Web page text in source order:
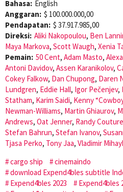
Bahasa: English
Anggaran: $ 100.000.000,00
Pendapatan: $ 37.917.985,00
Direksi: Aliki Nakopoulou, Ben
Maya Markova, Scott Waugh, Xenia
Pemain: 50 Cent, Adam Masto,
Antoni Davidov, Assen Karanikolov,
Cokey Falkow, Dan Chupong, Daren
Lundgren, Eddie Hall, Igor Pečenjev,
Statham, Karim Saidi, Kenny
Newman-Williams, Martin Ghiaurov,
Andrews, Oat Jenner, Randy Couture
Stefan Bahrun, Stefan Ivanov,
Tjasa Perko, Tony Jaa, Vladimir
cargo ship
cinemaindo
download Expend4bles subtitle
Expend4bles 2023
Expend4bles